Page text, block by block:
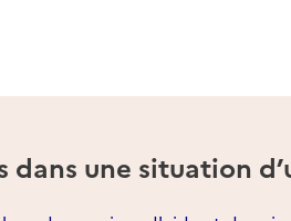
dans une situation